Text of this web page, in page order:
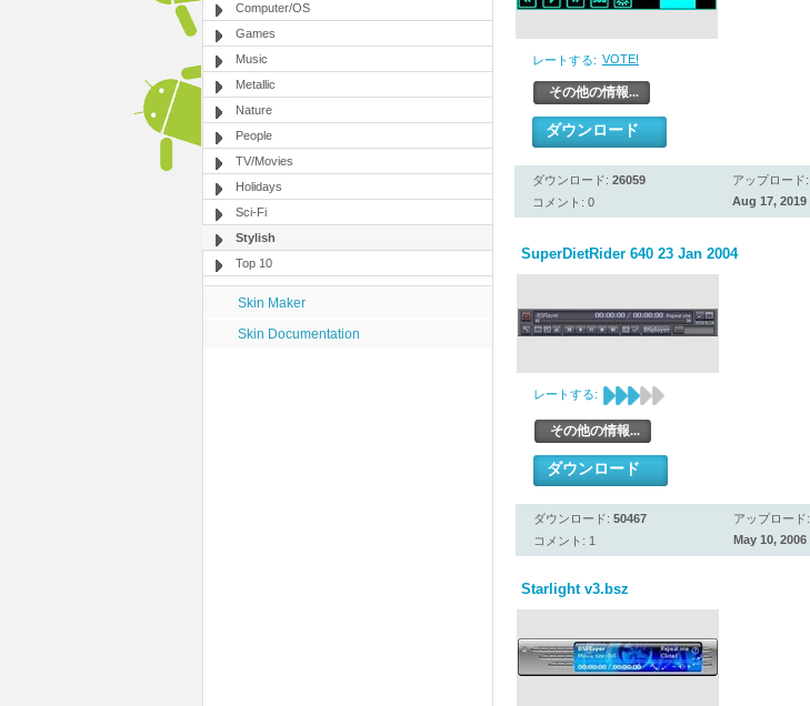
Computer/OS
Games
Music
Metallic
Nature
People
TV/Movies
Holidays
Sci-Fi
Stylish
Top 10
Skin Maker
Skin Documentation
レートする: VOTE!
その他の情報...
ダウンロード
ダウンロード: 26059
コメント: 0
アップロード:
Aug 17, 2019
SuperDietRider 640 23 Jan 2004
レートする:
その他の情報...
ダウンロード
ダウンロード: 50467
コメント: 1
アップロード:
May 10, 2006
Starlight v3.bsz